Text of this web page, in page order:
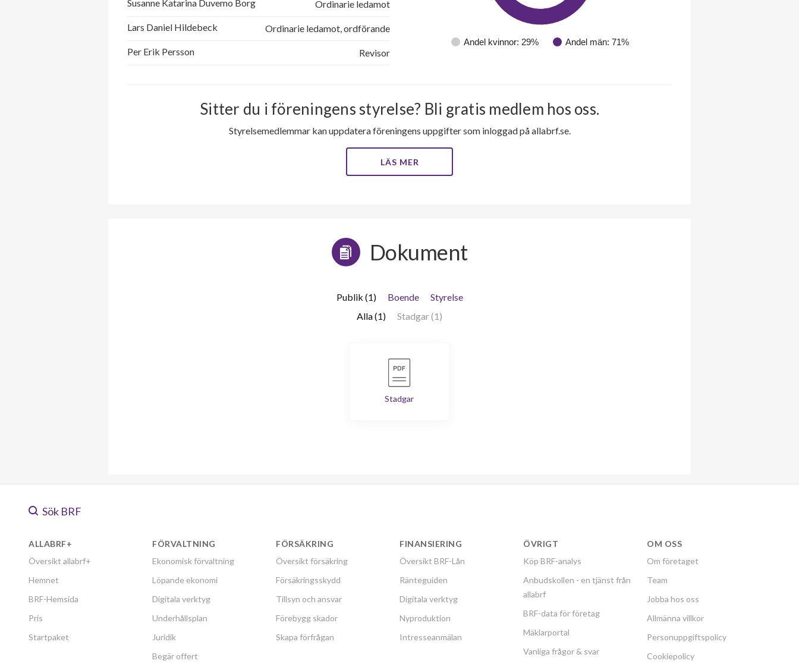
Susanne Katarina Duvemo Borg Ordinarie ledamot
Lars Daniel Hildebeck Ordinarie ledamot, ordförande
Per Erik Persson Revisor
Andel kvinnor: 29% Andel män: 71%
Sitter du i föreningens styrelse? Bli gratis medlem hos oss.
Styrelsemedlemmar kan uppdatera föreningens uppgifter som inloggad på allabrf.se.
LÄS MER
Dokument
Publik (1) Boende
Styrelse
Alla (1)
Stadgar (1)
Stadgar
Sök BRF
ALLABRF+
Översikt allabrf+
Hemnet
BRF-Hemsida
Pris
Startpaket
FÖRVALTNING
Ekonomisk förvaltning
Löpande ekonomi
Digitala verktyg
Underhållsplan
Juridik
Begär offert
FÖRSÄKRING
Översikt försäkring
Försäkringsskydd
Tillsyn och ansvar
Förebygg skador
Skapa förfrågan
FINANSIERING
Översikt BRF-Lån
Ränteguiden
Digitala verktyg
Nyproduktion
Intresseanmälan
ÖVRIGT
Köp BRF-analys
Anbudskollen - en tjänst från
allabrf
BRF-data för företag
Mäklarportal
Vanliga frågor & svar
OM OSS
Om företaget
Team
Jobba hos oss
Allmänna villkor
Personuppgiftspolicy
Cookiepolicy